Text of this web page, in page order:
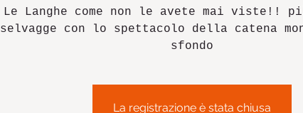
Le Langhe come non le avete mai viste!!
selvagge con lo spettacolo della catena
sfondo
La registrazione è stata chiusa